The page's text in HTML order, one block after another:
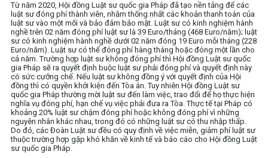
Từ năm 2020, Hội đồng Luật sư quốc gia Pháp đã tạo nền tảng để các
luật sư đóng phí thành viên, nhằm thống nhất các khoản thanh toán của
luật sư vào một mối và bảo đảm bảo mật. Luật sư có kinh nghiệm hành
nghề trên 02 năm đóng phí luật sư là 39 Euro/tháng (468 Euro/năm); luật
sư có kinh nghiệm hành nghề dưới 02 năm đóng 19 Euro mỗi tháng (228
Euro/năm). Luật sư có thể đóng phí hàng tháng hoặc đóng một lần cho
cả năm. Trường hợp luật sư không đóng phí thì Hội đồng Luật sư quốc
gia Pháp sẽ ra quyết định buộc luật sư phải đóng phí và quyết định này
có sức cưỡng chế. Nếu luật sư không đồng ý với quyết định của Hội
đồng thì có quyền khởi kiện đến Tòa án. Tuy nhiên Hội đồng Luật sư
quốc gia Pháp thường mời luật sư đến làm việc, trao đổi để họ thực hiện
nghĩa vụ đóng phí, hạn chế vụ việc phải đưa ra Tòa. Thực tế tại Pháp có
khoảng 20% luật sư chậm đóng phí hoặc không đóng phí vì những
nguyên nhân khác nhau, trong đó có những luật sư có thu nhập thấp.
Do đó, các Đoàn Luật sư đều có quy định về việc miễn, giảm phí luật sư
thuộc trường hợp gặp khó khăn về kinh tế và báo cáo cho Hội đồng Luật
sư quốc gia Pháp.